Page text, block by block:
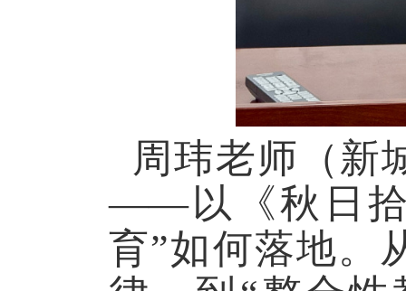
周玮老师（新
——以《秋日拾
育”如何落地。